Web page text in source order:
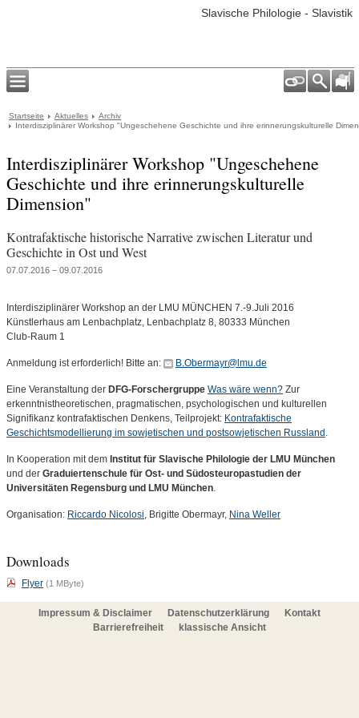
Slavische Philologie - Slavistik
Startseite Aktuelles
Archiv
Interdisziplinärer Workshop "Ungeschehene Geschichte und ihre erinnerungskulturelle
Interdisziplinärer Workshop "Ungeschehene
Geschichte und ihre erinnerungskulturelle
Dimension"
Kontrafaktische historische Narrative zwischen Literatur und
Geschichte in Ost und West
07.07.2016 – 09.07.2016
Interdisziplinärer Workshop an der LMU MÜNCHEN 7.-9.Juli 2016
Künstlerhaus am Lenbachplatz, Lenbachplatz 8, 80333 München
Club-Raum 1
Anmeldung ist erforderlich! Bitte an: B.Obermayr@lmu.de
Eine Veranstaltung der DFG-Forschergruppe Was wäre wenn? Zur
erkenntnistheoretischen, pragmatischen, psychologischen und kulturellen
Signifikanz kontrafaktischen Denkens, Teilprojekt: Kontrafaktische
Geschichtsmodellierung im sowjetischen und postsowjetischen Russland .
In Kooperation mit dem Institut für Slavische Philologie der LMU München
und der Graduiertenschule für Ost- und Südosteuropastudien der
Universitäten Regensburg und LMU München.
Organisation: Riccardo Nicolosi, Brigitte Obermayr, Nina Weller
Downloads
Flyer (1 MByte)
Impressum & Disclaimer Datenschutzerklärung
Kontakt
Barrierefreiheit
klassische Ansicht